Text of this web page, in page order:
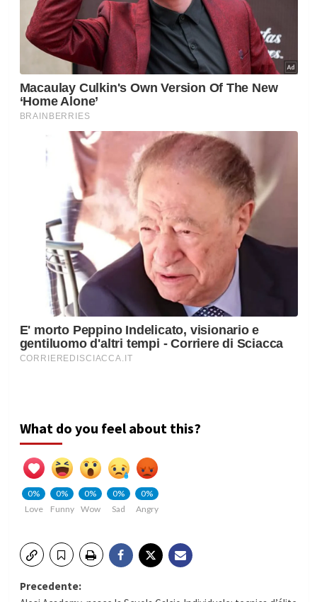
What do you feel about this?
0%
Love
0%
Funny
0%
Wow
0%
Sad
0%
Angry
Navigazione
Precedente: